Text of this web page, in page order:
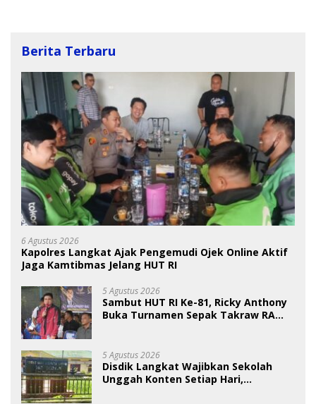
Berita Terbaru
6 Agustus 2026
Kapolres Langkat Ajak Pengemudi Ojek Online Aktif
Jaga Kamtibmas Jelang HUT RI
5 Agustus 2026
Sambut HUT RI Ke-81, Ricky Anthony
Buka Turnamen Sepak Takraw RA
5 Agustus 2026
Disdik Langkat Wajibkan Sekolah
Unggah Konten Setiap Hari,